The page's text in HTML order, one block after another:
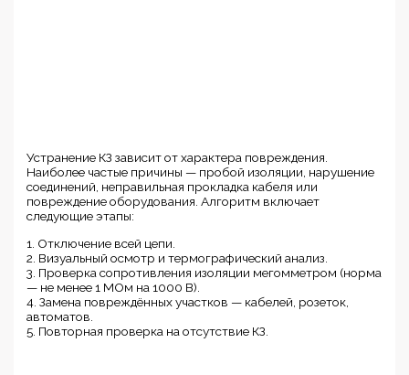
Устранение КЗ зависит от характера повреждения.
Наиболее частые причины — пробой изоляции, нарушение
соединений, неправильная прокладка кабеля или
повреждение оборудования. Алгоритм включает
следующие этапы:
1. Отключение всей цепи.
2. Визуальный осмотр и термографический анализ.
3. Проверка сопротивления изоляции мегомметром (норма
— не менее 1 МОм на 1000 В).
4. Замена повреждённых участков — кабелей, розеток,
автоматов.
5. Повторная проверка на отсутствие КЗ.